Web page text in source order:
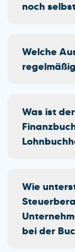
noch
Welche
Was ist
Wie
bei der